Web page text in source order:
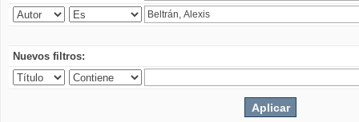
Nuevos filtros: